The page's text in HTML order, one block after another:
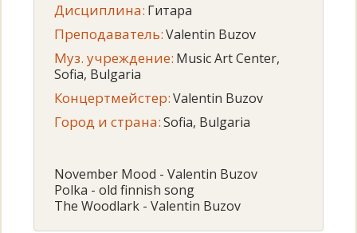
Дисциплина: Гитара
Преподаватель:Valentin Buzov
Муз. учреждение: Music Art Center,
Sofia, Bulgaria
Концертмейстер:Valentin Buzov
Город и страна:Sofia, Bulgaria
November Mood - Valentin Buzov
Polka - old finnish song
The Woodlark - Valentin Buzov